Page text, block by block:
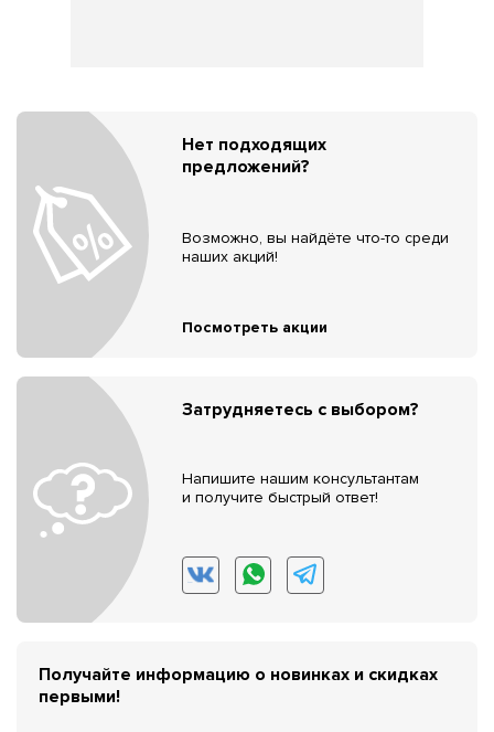
Нет подходящих
предложений?
Возможно, вы найдёте что-то среди
наших акций!
Посмотреть акции
Затрудняетесь с выбором?
Напишите нашим консультантам
и получите быстрый ответ!
Получайте информацию о новинках и скидках
первыми!